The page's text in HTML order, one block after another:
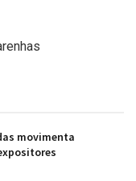
movimenta